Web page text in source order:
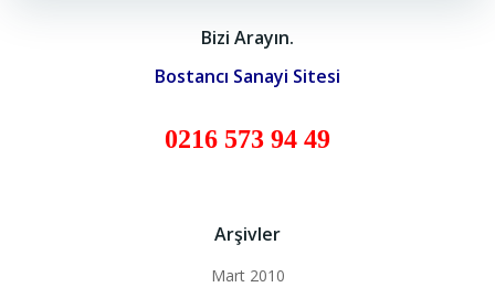
Bizi Arayın.
Bostancı Sanayi Sitesi
0216 573 94 49
Arşivler
Mart 2010